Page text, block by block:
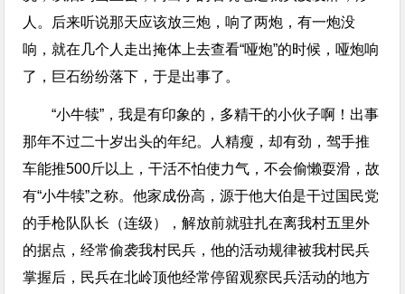
人。后来听说那天应该放三炮，响了两炮，有一炮没
响，就在几个人走出掩体上去查看“哑炮”的时候，哑炮响
了，巨石纷纷落下，于是出事了。
“小牛犊”，我是有印象的，多精干的小伙子啊！出事
那年不过二十岁出头的年纪。人精瘦，却有劲，驾手推
车能推500斤以上，干活不怕使力气，不会偷懒耍滑，故
有“小牛犊”之称。他家成份高，源于他大伯是干过国民党
的手枪队队长（连级），解放前就驻扎在离我村五里外
的据点，经常偷袭我村民兵，他的活动规律被我村民兵
掌握后，民兵在北岭顶他经常停留观察民兵活动的地方